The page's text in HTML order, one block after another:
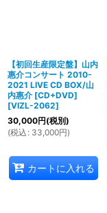
【初回生産限定盤】山内
惠介コンサート 2010-
2021 LIVE CD BOX/山
内惠介 [CD+DVD]
[VIZL-2062]
30,000円(税別)
(税込 : 33,000円)
カートに入れる